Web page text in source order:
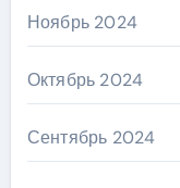
Ноябрь 2024
Октябрь 2024
Сентябрь 2024